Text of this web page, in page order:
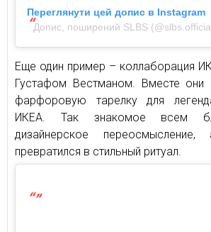
Переглянути цей допис в Instagram
Допис, поширений SLBS
Еще один пример – коллаборация
Густафом Вестманом. Вместе они
фарфоровую тарелку для
ИКЕА. Так знакомое всем
дизайнерское
превратился в стильный ритуал.